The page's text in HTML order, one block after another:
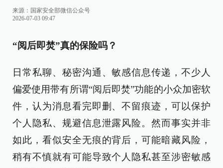
来源： 国家安全部微信公众号
2026-07-03 09:47
“阅后即焚”真的保险吗？
日常私聊、秘密沟通、敏感信息传递，不少人
偏爱使用带有所谓“阅后即焚”功能的小众加密软
件，认为消息看完即删、不留痕迹，可以保护
个人隐私、规避信息泄露风险。然而事实并非
如此，看似安全无痕的背后，可能暗藏风险，
稍有不慎就有可能导致个人隐私甚至涉密敏感